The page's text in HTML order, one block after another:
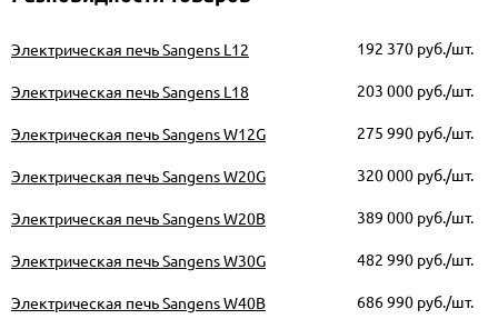
Электрическая печь Sangens L12 192 370 руб./шт.
Электрическая печь Sangens L18 203 000 руб./шт.
Электрическая печь Sangens W12G 275 990 руб./шт.
Электрическая печь Sangens W20G 320 000 руб./шт.
Электрическая печь Sangens W20B 389 000 руб./шт.
Электрическая печь Sangens W30G 482 990 руб./шт.
Электрическая печь Sangens W40B 686 990 руб./шт.